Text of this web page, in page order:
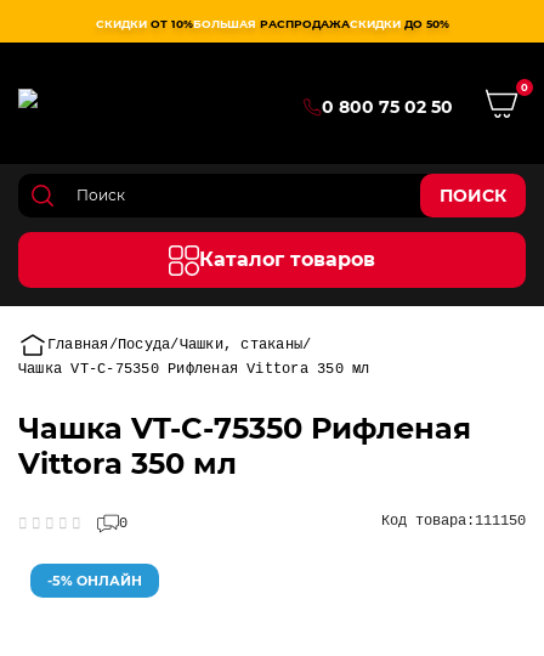
СКИДКИ ОТ 10%БОЛЬШАЯ РАСПРОДАЖАСКИДКИ ДО 50%
0 800 75 02 50
0
ПОИСК
Каталог товаров
Главная Посуда Чашки, стаканы
Чашка VT-C-75350 Рифленая Vittora 350 мл
Чашка VT-C-75350 Рифленая
Vittora 350 мл
0 Код товара:111150
-5% ОНЛАЙН